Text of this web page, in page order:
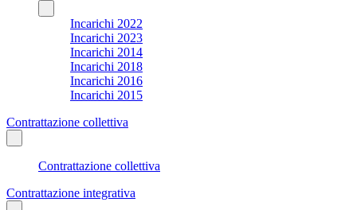
Incarichi 2022
Incarichi 2023
Incarichi 2014
Incarichi 2018
Incarichi 2016
Incarichi 2015
Contrattazione collettiva
Contrattazione collettiva
Contrattazione integrativa